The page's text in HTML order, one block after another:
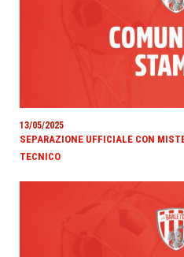
13/05/2025
SEPARAZIONE UFFICIALE CON
TECNICO